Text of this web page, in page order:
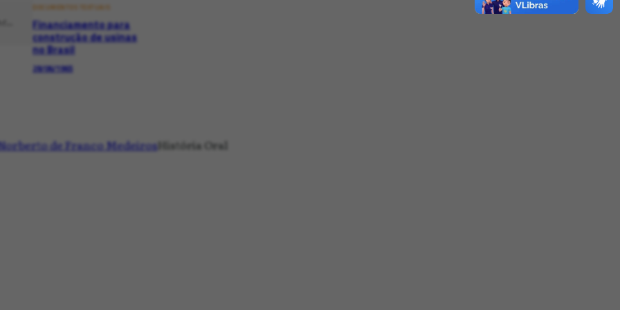
DOCUMENTOS TEXTUAIS
Financiamento para
construção de usinas
no Brasil
28/06/1965
de Franco MedeirosHistória Oral